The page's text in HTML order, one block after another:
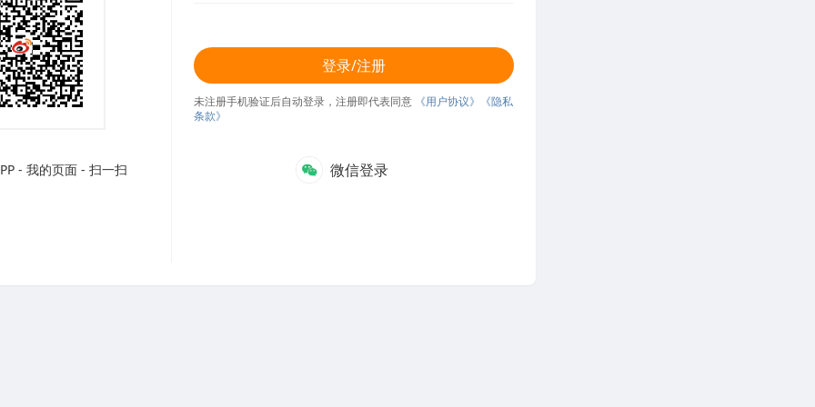
- 我的页面 - 扫一扫
登录/注册
未注册手机验证后自动登录，注册即代表同意 《用户协议》
《隐私
条款》
微信登录